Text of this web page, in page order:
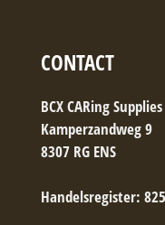
CONTACT
BCX CARing Supplies
Kamperzandweg 9
8307 RG ENS
Handelsregister: